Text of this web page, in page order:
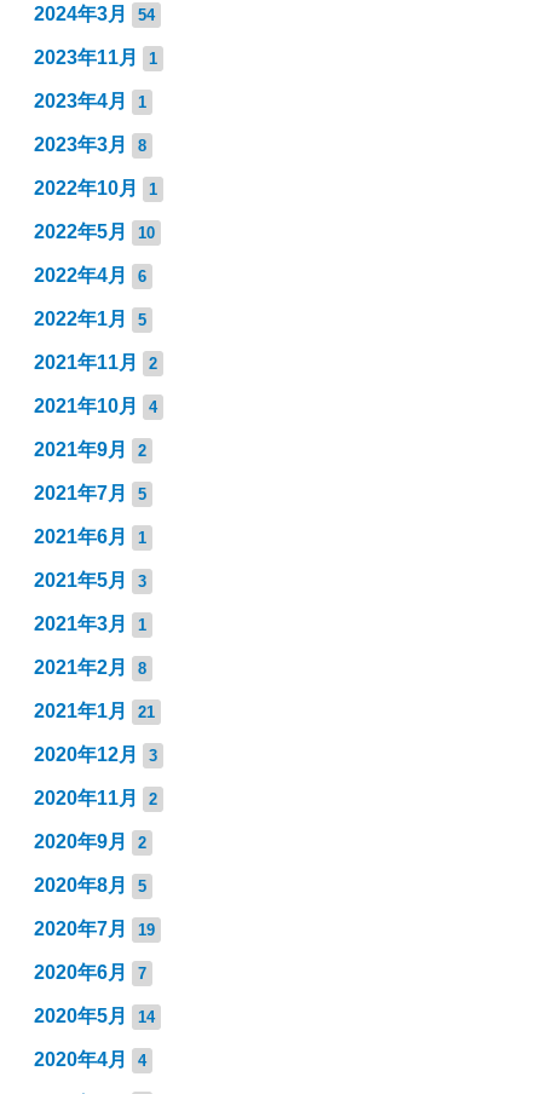
2024年3月 54
2023年11月 1
2023年4月 1
2023年3月 8
2022年10月 1
2022年5月 10
2022年4月 6
2022年1月 5
2021年11月 2
2021年10月 4
2021年9月 2
2021年7月 5
2021年6月 1
2021年5月 3
2021年3月 1
2021年2月 8
2021年1月 21
2020年12月 3
2020年11月 2
2020年9月 2
2020年8月 5
2020年7月 19
2020年6月 7
2020年5月 14
2020年4月 4